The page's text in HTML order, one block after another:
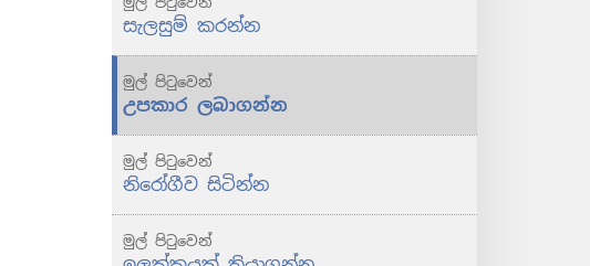
සැලසුම් කරන්න
මුල් පිටුවෙන්
උපකාර ලබාගන්න
මුල් පිටුවෙන්
නිරෝගීව සිටින්න
මුල් පිටුවෙන්